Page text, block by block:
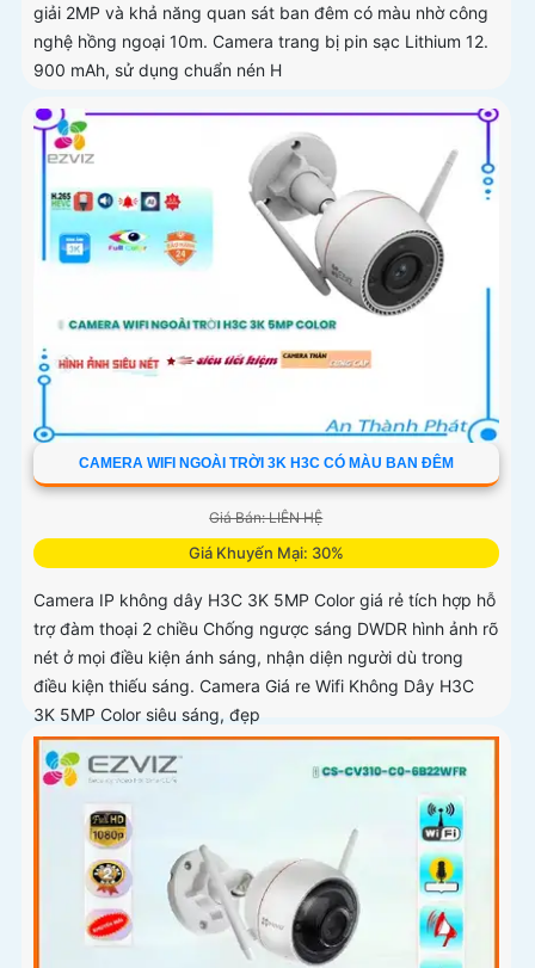
giải 2MP và khả năng quan sát ban đêm có màu nhờ công
nghệ hồng ngoại 10m. Camera trang bị pin sạc Lithium 12.
900 mAh, sử dụng chuẩn nén H
CAMERA WIFI NGOÀI TRỜI 3K H3C CÓ MÀU BAN ĐÊM
Giá Bán: LIÊN HỆ
Giá Khuyến Mại: 30%
Camera IP không dây H3C 3K 5MP Color giá rẻ tích hợp hỗ
trợ đàm thoại 2 chiều Chống ngược sáng DWDR hình ảnh rõ
nét ở mọi điều kiện ánh sáng, nhận diện người dù trong
điều kiện thiếu sáng. Camera Giá re Wifi Không Dây H3C
3K 5MP Color siêu sáng, đẹp